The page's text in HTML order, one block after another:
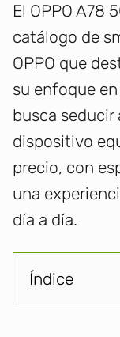
El OPPO A78
catálogo de
OPPO que
su enfoque
busca seducir
dispositivo
precio, con
una
día a día.
Índice